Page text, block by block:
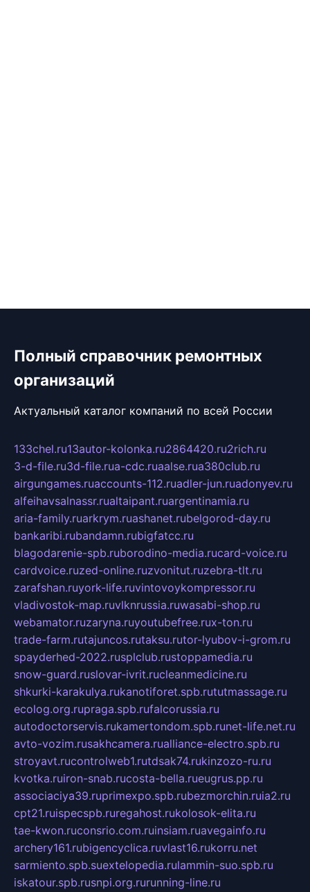
Полный справочник ремонтных
организаций
Актуальный каталог компаний по всей России
133chel.ru13autor-kolonka.ru2864420.ru2rich.ru
3-d-file.ru3d-file.rua-cdc.ruaalse.rua380club.ru
airgungames.ruaccounts-112.ruadler-jun.ruadonyev.ru
alfeihavsalnassr.rualtaipant.ruargentinamia.ru
aria-family.ruarkrym.ruashanet.rubelgorod-day.ru
bankaribi.rubandamn.rubigfatcc.ru
blagodarenie-spb.ruborodino-media.rucard-voice.ru
cardvoice.ruzed-online.ruzvonitut.ruzebra-tlt.ru
zarafshan.ruyork-life.ruvintovoykompressor.ru
vladivostok-map.ruvlknrussia.ruwasabi-shop.ru
webamator.ruzaryna.ruyoutubefree.rux-ton.ru
trade-farm.rutajuncos.rutaksu.rutor-lyubov-i-grom.ru
spayderhed-2022.rusplclub.rustoppamedia.ru
snow-guard.ruslovar-ivrit.rucleanmedicine.ru
shkurki-karakulya.rukanotiforet.spb.rututmassage.ru
ecolog.org.rupraga.spb.rufalcorussia.ru
autodoctorservis.rukamertondom.spb.runet-life.net.ru
avto-vozim.rusakhcamera.rualliance-electro.spb.ru
stroyavt.rucontrolweb1.rutdsak74.rukinzozo-ru.ru
kvotka.ruiron-snab.rucosta-bella.rueugrus.pp.ru
associaciya39.ruprimexpo.spb.rubezmorchin.ruia2.ru
cpt21.ruispecspb.ruregahost.rukolosok-elita.ru
tae-kwon.ruconsrio.com.ruinsiam.ruavegainfo.ru
archery161.rubigencyclica.ruvlast16.rukorru.net
sarmiento.spb.suextelopedia.rulammin-suo.spb.ru
iskatour.spb.rusnpi.org.rurunning-line.ru